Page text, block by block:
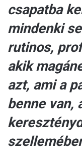
csapatba
mindenki
rutinos,
akik
azt, ami a
benne van,